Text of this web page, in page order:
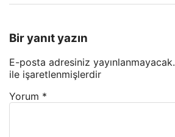
Bir yanıt yazın
E-posta adresiniz yayınlanmayacak.
ile işaretlenmişlerdir
Yorum *